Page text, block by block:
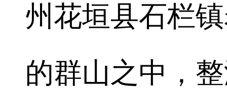
州花垣县石栏
的群山之中，